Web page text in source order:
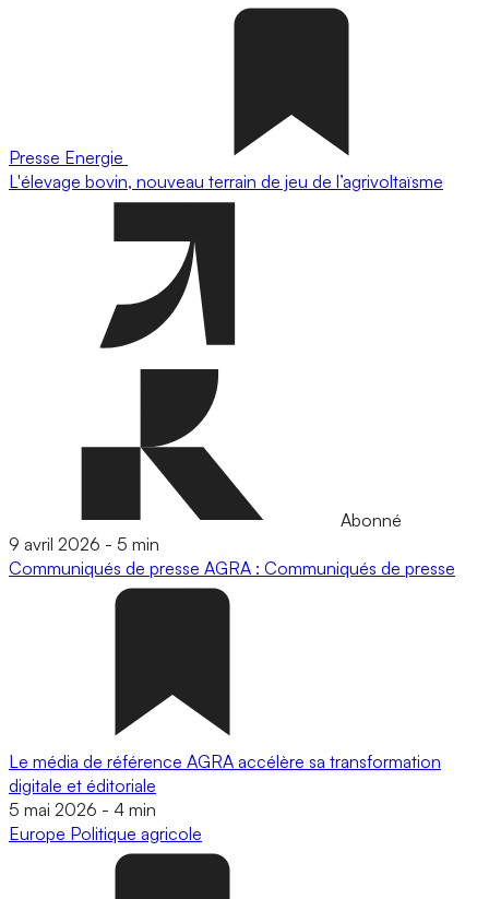
Presse Energie
L'élevage bovin, nouveau terrain de jeu de l’agrivoltaïsme
Abonné
9 avril 2026 - 5 min
Communiqués de presse AGRA : Communiqués de presse
Le média de référence AGRA accélère sa transformation
digitale et éditoriale
5 mai 2026 - 4 min
Europe Politique agricole